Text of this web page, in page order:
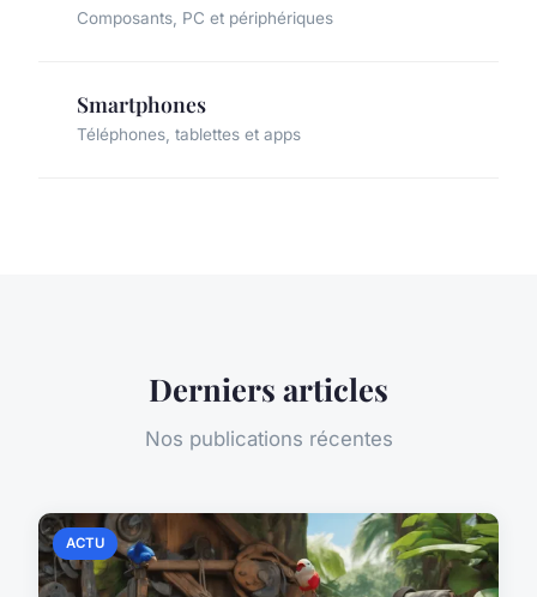
Composants, PC et périphériques
Smartphones
Téléphones, tablettes et apps
Derniers articles
Nos publications récentes
ACTU